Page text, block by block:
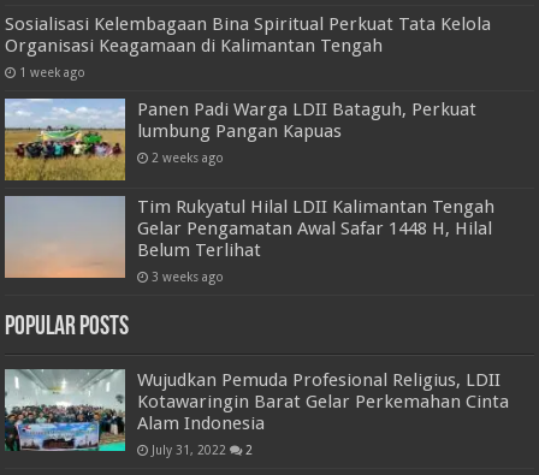
Sosialisasi Kelembagaan Bina Spiritual Perkuat Tata Kelola
Organisasi Keagamaan di Kalimantan Tengah
1 week ago
Panen Padi Warga LDII Bataguh, Perkuat
lumbung Pangan Kapuas
2 weeks ago
Tim Rukyatul Hilal LDII Kalimantan Tengah
Gelar Pengamatan Awal Safar 1448 H, Hilal
Belum Terlihat
3 weeks ago
Popular Posts
Wujudkan Pemuda Profesional Religius, LDII
Kotawaringin Barat Gelar Perkemahan Cinta
Alam Indonesia
July 31, 2022 2